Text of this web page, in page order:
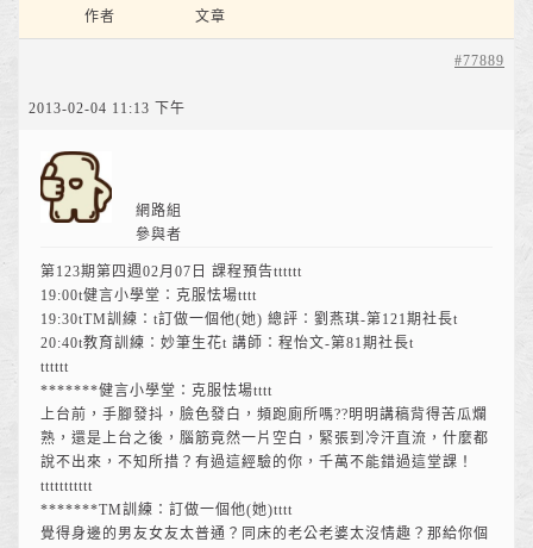
作者 文章
2013-02-04 11:13 下午
#77889
網路組
參與者
第123期第四週02月07日 課程預告tttttt
19:00t健言小學堂：克服怯場tttt
19:30tTM訓練：t訂做一個他(她) 總評：劉燕琪-第121期社長t
20:40t教育訓練：妙筆生花t 講師：程怡文-第81期社長t
tttttt
*******健言小學堂：克服怯場tttt
上台前，手腳發抖，臉色發白，頻跑廁所嗎??明明講稿背得苦瓜爛
熟，還是上台之後，腦筋竟然一片空白，緊張到冷汗直流，什麼都
說不出來，不知所措？有過這經驗的你，千萬不能錯過這堂課！
ttttttttttt
*******TM訓練：訂做一個他(她)tttt
覺得身邊的男友女友太普通？同床的老公老婆太沒情趣？那給你個